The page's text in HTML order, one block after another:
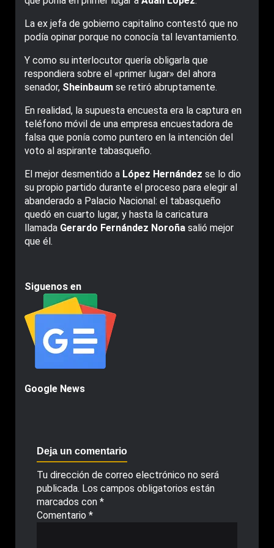
La ex jefa de gobierno capitalino contestó que no
podía opinar porque no conocía tal levantamiento.
Y como su interlocutor quería obligarla que
respondiera sobre el «primer lugar» del ahora
senador, Sheinbaum se retiró abruptamente.
En realidad, la supuesta encuesta era la captura en
teléfono móvil de una empresa encuestadora de
falsa que ponía como puntero en la intención del
voto al aspirante tabasqueño.
El mejor desmentido a López Hernández se lo dio
su propio partido durante el proceso para elegir al
abanderado a Palacio Nacional: el tabasqueño
quedó en cuarto lugar, y hasta la caricatura
llamada Gerardo Fernández Noroña salió mejor
que él.
Siguenos en
Google News
Deja un comentario
Tu dirección de correo electrónico no será
publicada. Los campos obligatorios están
marcados con *
Comentario *